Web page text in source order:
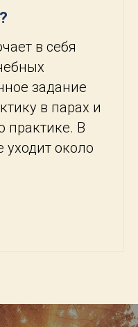
в себя
задание
в парах и
практике. В
около